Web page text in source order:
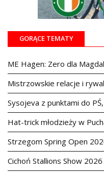
GORĄCE TEMATY
ME Hagen: Zero dla
Mistrzowskie relacje i
Sysojeva z punktami do
Hat-trick młodzieży w
Strzegom Spring Open
Cichoń Stallions Show 2026